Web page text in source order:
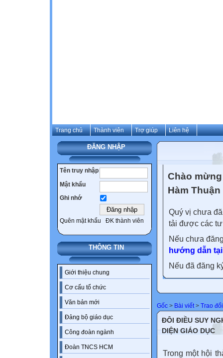
Trang chủ Thành viên Trợ giúp Liên hệ
ĐĂNG NHẬP
Tên truy nhập
Mật khẩu
Ghi nhớ
Quên mật khẩu ĐK thành viên
THÔNG TIN
Giới thiệu chung
Cơ cấu tổ chức
Văn bản mới
Đảng bộ giáo dục
Công đoàn ngành
Đoàn TNCS HCM
Chào
Hàm Thuận
Quý vị chưa
tải được các
Nếu chưa
hướng dẫn
Nếu đã đăng
Gốc > Bài viết> Trao
ĐÔI ĐIỀU SUY
DIỆN GIÁO DỤC
Trong một hội